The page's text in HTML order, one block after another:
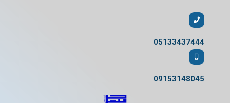
05133437444
09153148045